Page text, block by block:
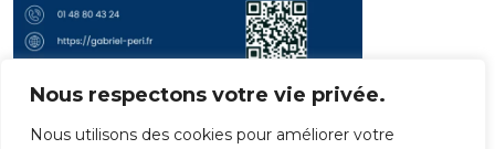
Nous respectons votre vie privée.
Nous utilisons des cookies pour améliorer votre
Horaires :